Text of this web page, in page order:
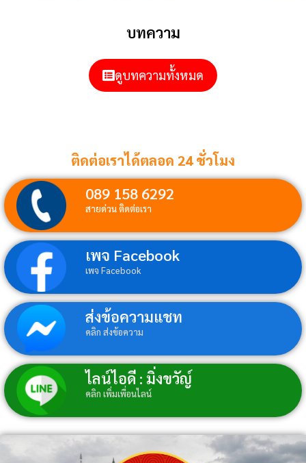
บทความ
ดูบทความทั้งหมด
ติดต่อเราได้ตลอด 24 ชั่วโมง
089 158 6292
สายด่วน ติดต่อเรา
เพจ Facebook
เพจ Facebook
ส่งข้อความแชท
คลิก ส่งข้อความ
ไลน์ไอดี : มิ่งขวัญ์
คลิก เพิ่มเพื่อนไลน์